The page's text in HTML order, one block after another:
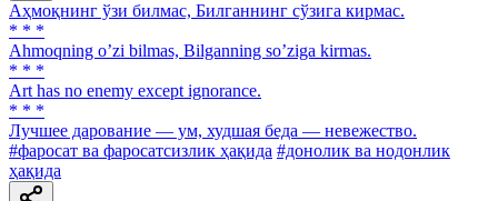
Аҳмоқнинг ўзи билмас, Билганнинг сўзига кирмас.
* * *
Аhmoqning oʼzi bilmas, Bilganning soʼziga kirmas.
* * *
Art has no enemy except ignorance.
* * *
Лучшее дарование — ум, худшая беда — невежество.
#фаросат ва фаросатсизлик ҳақида #донолик ва нодонлик
ҳақида